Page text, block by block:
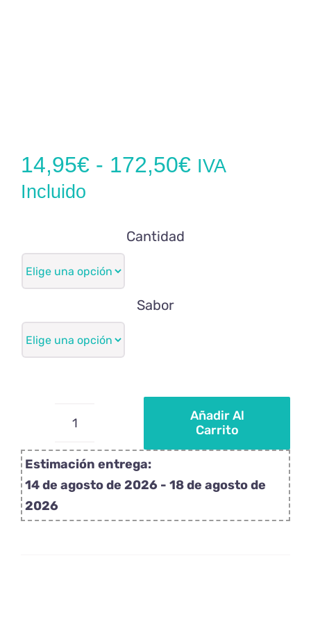
14,95€ - 172,50€Rango
IVA
Incluido
Cantidad
Sabor
Piruletas
personalizadas
videojuego
Minecraft
Añadir Al
Carrito
Estimación entrega:
14 de agosto de 2026 - 18 de agosto de
2026